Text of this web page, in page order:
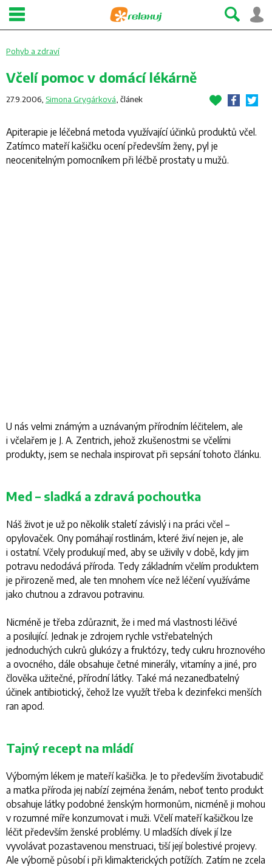
Pohyb a zdraví
Včelí pomoc v domácí lékárně
27.9.2006, Simona Grygárková článek
Apiterapie je léčebná metoda využívající účinků produktů včel.
Zatímco mateří kašičku ocení především ženy, pyl je
neocenitelným pomocníkem při léčbě prostaty u mužů.
U nás velmi známým a uznávaným přírodním léčitelem, ale
i včelařem je J. A. Zentrich, jehož zkušenostmi se včelími
produkty, jsem se nechala inspirovat při sepsání tohoto článku.
Med – sladká a zdravá pochoutka
Náš život je už po několik staletí závislý i na práci včel –
opylovaček. Ony pomáhají rostlinám, které živí nejen je, ale
i ostatní. Včely produkují med, aby se uživily v době, kdy jim
potravu nedodává příroda. Tedy základním včelím produktem
je přirozeně med, ale ten mnohem více než léčení využíváme
jako chutnou a zdravou potravinu.
Nicméně je třeba zdůraznit, že i med má vlastnosti léčivé
a posilující. Jednak je zdrojem rychle vstřebatelných
jednoduchých cukrů glukózy a fruktózy, tedy cukru hroznového
a ovocného, dále obsahuje četné minerály, vitamíny a jiné, pro
člověka užitečné, přírodní látky. Také má nezanedbatelný
účinek antibiotický, čehož lze využít třeba k dezinfekci menších
ran apod.
Tajný recept na mládí
Výborným lékem je mateří kašička. Je to především životabudič
a matka příroda jej nabízí zejména ženám, neboť tento produkt
obsahuje látky podobné ženským hormonům, nicméně ji mohou
v rozumné míře konzumovat i muži. Včelí mateří kašičkou lze
léčit především ženské problémy. U mladších dívek jí lze
vyvolávat pozastavenou menstruaci, tiší její bolestivé projevy.
Ale výborně působí i při klimakterických potížích. Zatím ne zcela